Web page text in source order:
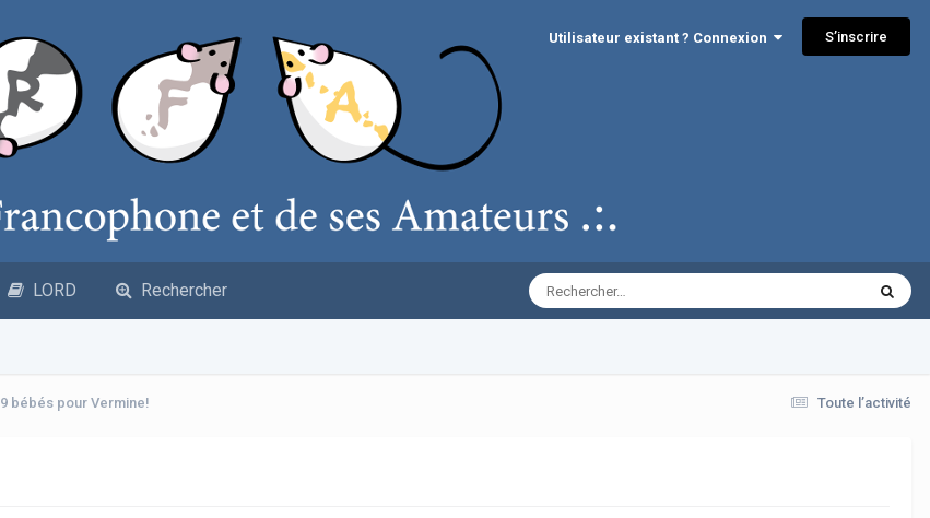
Utilisateur existant ? Connexion S’inscrire
LORD Rechercher
Toute l’activité
9 bébés pour Vermine!